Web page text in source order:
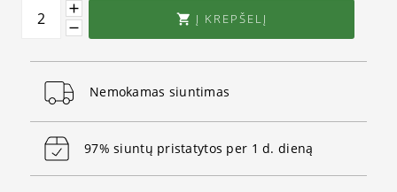
 Į KREPŠELĮ
Nemokamas siuntimas
97% siuntų pristatytos per 1 d. dieną